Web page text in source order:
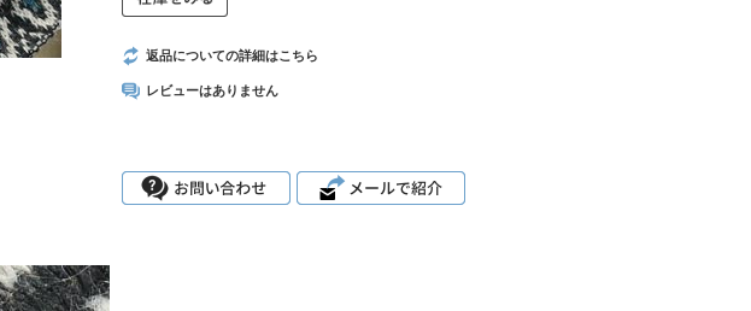
返品についての詳細はこちら
レビューはありません